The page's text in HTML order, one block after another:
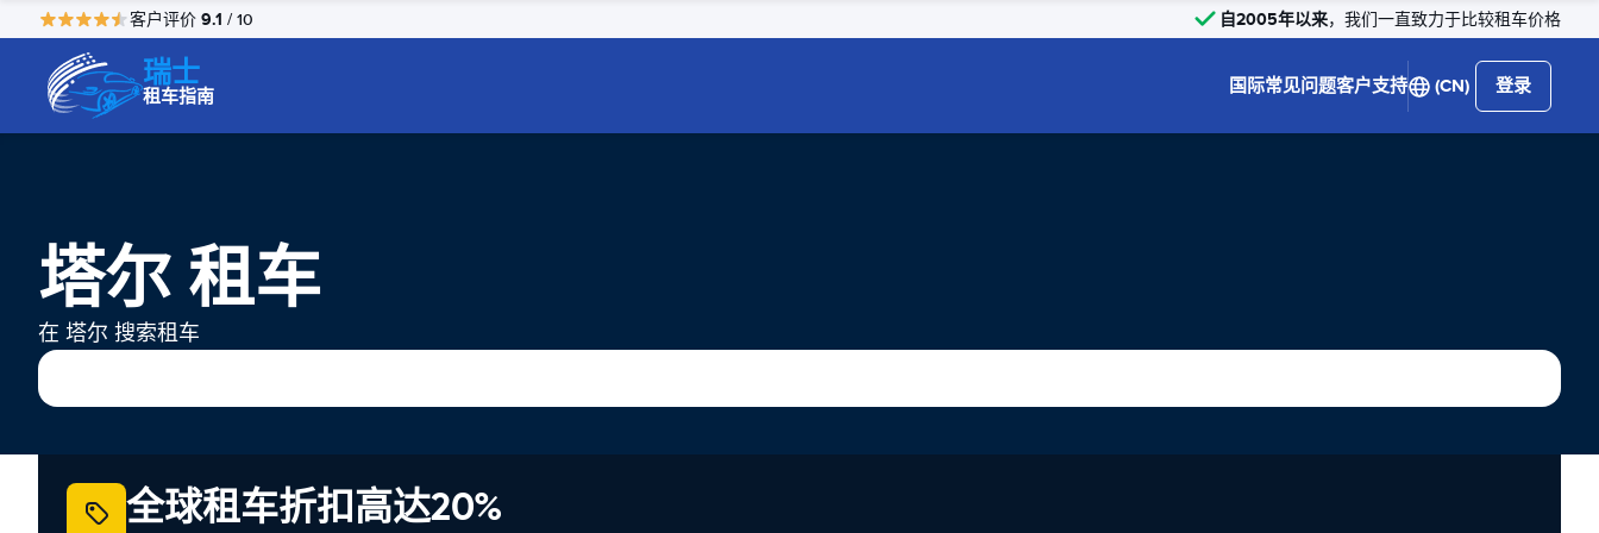
客户评价 9.1 / 10 自2005年以来，我们一直致力于比较租车价格
瑞士
租车指南 国际常见问题客户支持 (CN) 登录
塔尔 租车
在 塔尔 搜索租车
全球租车折扣高达20%